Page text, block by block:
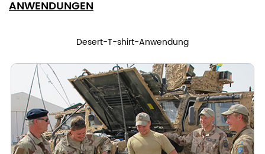
ANWENDUNGEN
Desert-T-shirt-Anwendung